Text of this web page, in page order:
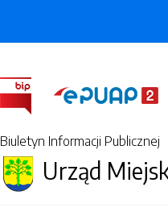
Biuletyn Informacji Publicznej
Urząd